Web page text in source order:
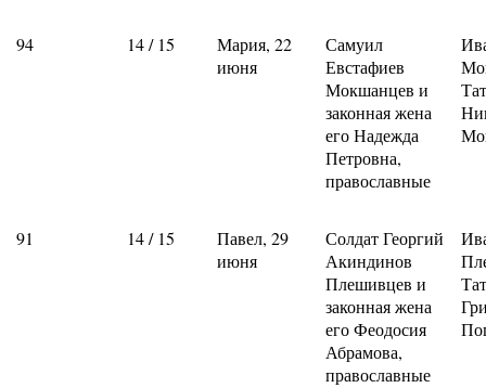
94 14 / 15
Мария, 22
июня
Самуил
Евстафиев
Мокшанцев и
законная жена
его Надежда
Петровна,
православные
91 14 / 15
Павел, 29
июня
Солдат Георгий
Акиндинов
Плешивцев и
законная жена
его Феодосия
Абрамова,
православные